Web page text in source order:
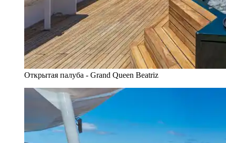
Открытая палуба - Grand Queen Beatriz